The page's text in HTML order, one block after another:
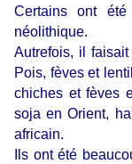
Certains ont
néolithique.
Autrefois, il
Pois, fèves et
chiches et fèves
soja en Orient,
africain.
Ils ont été